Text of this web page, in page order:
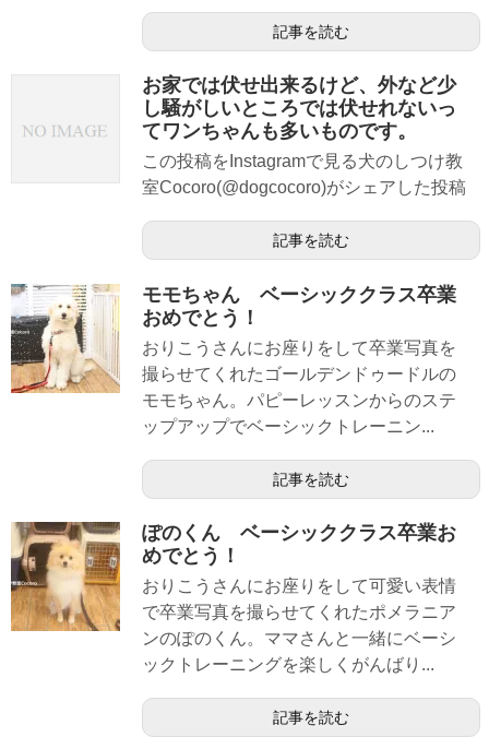
記事を読む
お家では伏せ出来るけど、外など少
し騒がしいところでは伏せれないっ
てワンちゃんも多いものです。
この投稿をInstagramで見る犬のしつけ教
室Cocoro(@dogcocoro)がシェアした投稿
記事を読む
モモちゃん ベーシッククラス卒業
おめでとう！
おりこうさんにお座りをして卒業写真を
撮らせてくれたゴールデンドゥードルの
モモちゃん。パピーレッスンからのステ
ップアップでベーシックトレーニン...
記事を読む
ぽのくん ベーシッククラス卒業お
めでとう！
おりこうさんにお座りをして可愛い表情
で卒業写真を撮らせてくれたポメラニア
ンのぽのくん。ママさんと一緒にベーシ
ックトレーニングを楽しくがんばり...
記事を読む